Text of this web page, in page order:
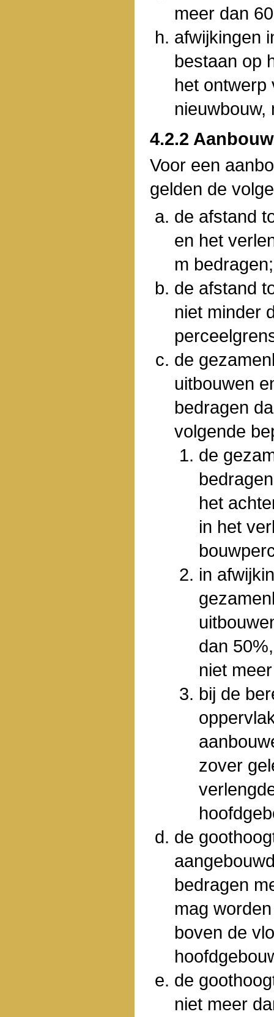
meer dan
afwijkingen
bestaan op
het ontwerp
nieuwbouw,
4.2.2
Voor een
gelden de
de afstand
en het
m bedragen;
de afstand
niet minder
de
uitbouwen
bedragen
volgende
de
het
in het
in
dan
niet
bij de
zover
de
bedragen
mag
boven de
de
niet meer